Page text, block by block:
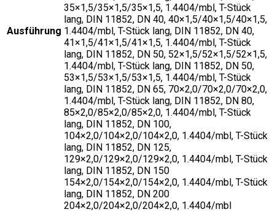
Ausführung
35×1,5/35×1,5/35×1,5, 1.4404/mbl, T-Stück
lang, DIN 11852, DN 40, 40×1,5/40×1,5/40×1,5,
1.4404/mbl, T-Stück lang, DIN 11852, DN 40,
41×1,5/41×1,5/41×1,5, 1.4404/mbl, T-Stück
lang, DIN 11852, DN 50, 52×1,5/52×1,5/52×1,5,
1.4404/mbl, T-Stück lang, DIN 11852, DN 50,
53×1,5/53×1,5/53×1,5, 1.4404/mbl, T-Stück
lang, DIN 11852, DN 65, 70×2,0/70×2,0/70×2,0,
1.4404/mbl, T-Stück lang, DIN 11852, DN 80,
85×2,0/85×2,0/85×2,0, 1.4404/mbl, T-Stück
lang, DIN 11852, DN 100,
104×2,0/104×2,0/104×2,0, 1.4404/mbl, T-Stück
lang, DIN 11852, DN 125,
129×2,0/129×2,0/129×2,0, 1.4404/mbl, T-Stück
lang, DIN 11852, DN 150
154×2,0/154×2,0/154×2,0, 1.4404/mbl, T-Stück
lang, DIN 11852, DN 200
204×2,0/204×2,0/204×2,0, 1.4404/mbl